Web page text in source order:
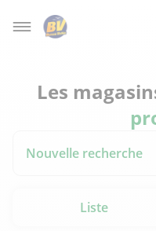
Les
Nouvelle recherche
Liste